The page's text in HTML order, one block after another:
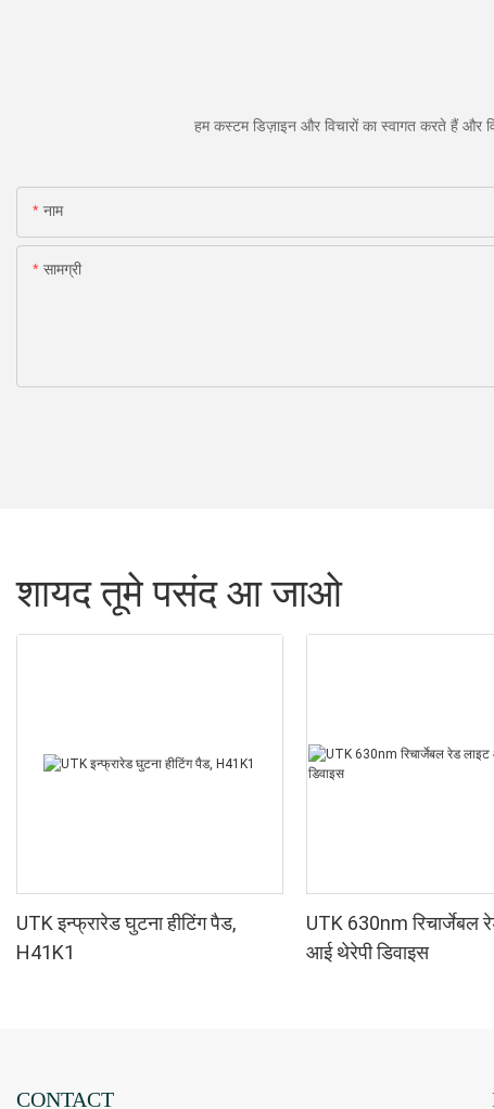
हम कस्टम डिज़ाइन और विचारों का स्वागत करते हैं और
नाम
सामग्री
शायद तूमे पसंद आ जाओ
UTK इन्फ्रारेड घुटना हीटिंग पैड,
H41K1
UTK 630nm रिचार्जेबल
आई थेरेपी डिवाइस
CONTACT